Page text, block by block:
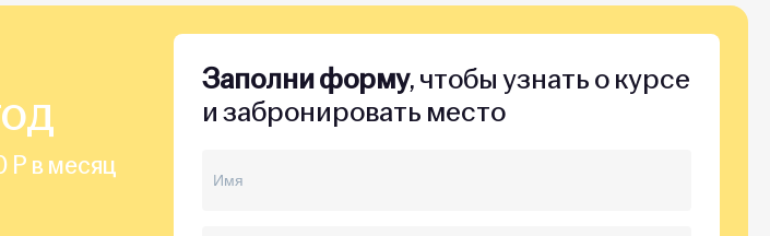
Р в месяц
Заполни форму, чтобы узнать о курсе
и забронировать место